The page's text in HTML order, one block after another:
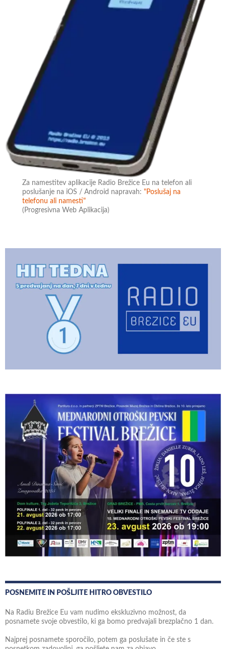
Za namestitev aplikacije Radio Brežice Eu na telefon ali
poslušanje na iOS / Android napravah:"Poslušaj na
telefonu ali namesti"
(Progresivna Web Aplikacija)
POSNEMITE IN POŠLJITE HITRO OBVESTILO
Na Radiu Brežice Eu vam nudimo ekskluzivno možnost, da
posnamete svoje obvestilo, ki ga bomo predvajali brezplačno 1 dan.
Najprej posnamete sporočilo, potem ga poslušate in če ste s